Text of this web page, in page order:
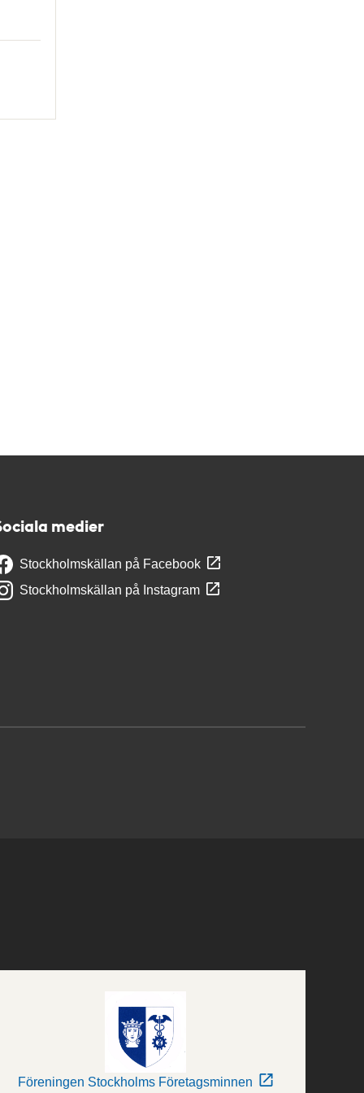
medier
Stockholmskällan på Facebook
Stockholmskällan på Instagram
Föreningen Stockholms Företagsminnen